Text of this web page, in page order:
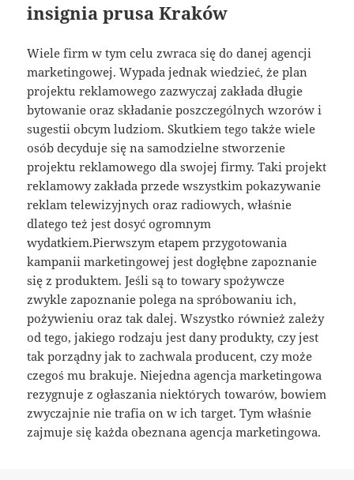
insignia prusa Kraków
Wiele firm w tym celu zwraca się do danej agencji
marketingowej. Wypada jednak wiedzieć, że plan
projektu reklamowego zazwyczaj zakłada długie
bytowanie oraz składanie poszczególnych wzorów i
sugestii obcym ludziom. Skutkiem tego także wiele
osób decyduje się na samodzielne stworzenie
projektu reklamowego dla swojej firmy. Taki projekt
reklamowy zakłada przede wszystkim pokazywanie
reklam telewizyjnych oraz radiowych, właśnie
dlatego też jest dosyć ogromnym
wydatkiem.Pierwszym etapem przygotowania
kampanii marketingowej jest dogłębne zapoznanie
się z produktem. Jeśli są to towary spożywcze
zwykle zapoznanie polega na spróbowaniu ich,
pożywieniu oraz tak dalej. Wszystko również zależy
od tego, jakiego rodzaju jest dany produkty, czy jest
tak porządny jak to zachwala producent, czy może
czegoś mu brakuje. Niejedna agencja marketingowa
rezygnuje z ogłaszania niektórych towarów, bowiem
zwyczajnie nie trafia on w ich target. Tym właśnie
zajmuje się każda obeznana agencja marketingowa.